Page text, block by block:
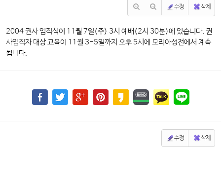
수정 삭제
2004 권사 임직식이 11월 7일(주) 3시 예배(2시 30분)에 있습니다. 권
사임직자 대상 교육이 11월 3-5일까지 오후 5시에 모리아성전에서 계속
됩니다.
수정 삭제